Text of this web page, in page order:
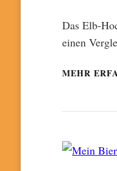
Das Elb-
einen
MEHR